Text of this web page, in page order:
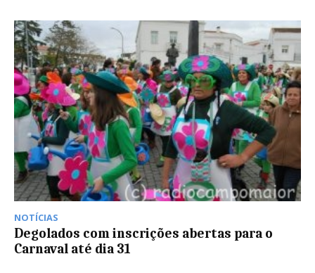
NOTÍCIAS
Degolados com inscrições abertas para o
Carnaval até dia 31